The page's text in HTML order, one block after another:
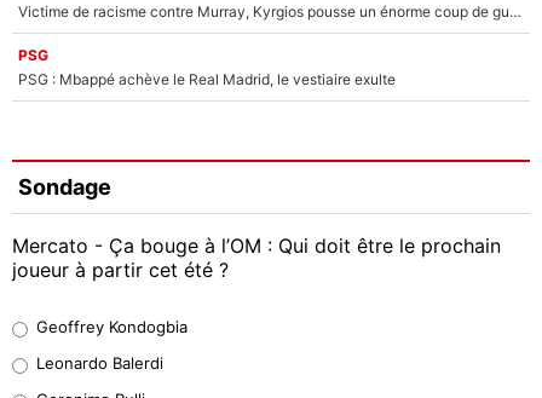
Victime de racisme contre Murray, Kyrgios pousse un énorme coup de gueule !
PSG
PSG : Mbappé achève le Real Madrid, le vestiaire exulte
Sondage
Mercato - Ça bouge à l’OM : Qui doit être le prochain
joueur à partir cet été ?
38%
Geoffrey Kondogbia
Leonardo Balerdi